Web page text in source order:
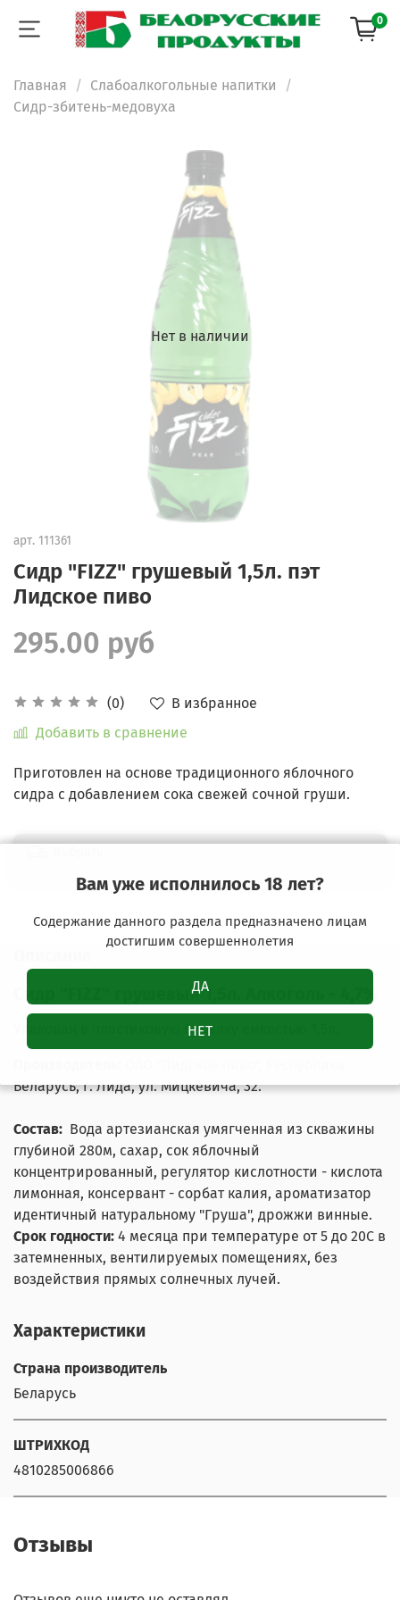
0
Главная
Слабоалкогольные напитки
Сидр-збитень-медовуха
Нет в наличии
арт. 111361
Сидр "FIZZ" грушевый 1,5л. пэт
Лидское пиво
(0)
В избранное
Добавить в сравнение
295.00 руб
Приготовлен на основе традиционного яблочного
сидра с добавлением сока свежей сочной груши.
Сидр "FIZZ" грушевый 1,5л. Алкоголь - 4,7%
Упакован в пластиковую бутылку емкостью 1,5л.
Беларусь, г. Лида, ул. Мицкевича, 32.
Состав: Вода артезианская умягченная из скважины
глубиной 280м, сахар, сок яблочный
концентрированный, регулятор кислотности - кислота
лимонная, консервант - сорбат калия, ароматизатор
идентичный натуральному "Груша", дрожжи винные.
Срок годности: 4 месяца при температуре от 5 до 20С в
затемненных, вентилируемых помещениях, без
воздействия прямых солнечных лучей.
Характеристики
Страна производитель
Беларусь
ШТРИХКОД
4810285006866
Отзывы
Вам уже исполнилось 18 лет?
Содержание данного раздела предназначено лицам
достигшим совершеннолетия
ДА
НЕТ